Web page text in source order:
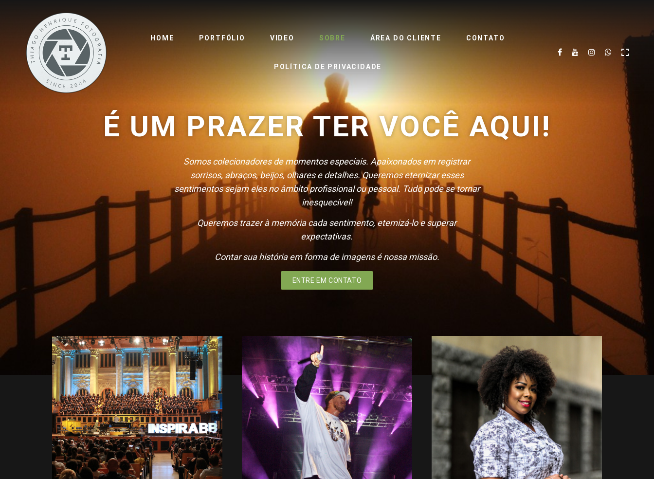
HOME PORTFÓLIO VIDEO SOBRE ÁREA DO CLIENTE CONTATO
POLÍTICA DE PRIVACIDADE
É UM PRAZER TER VOCÊ AQUI!
Somos colecionadores de momentos especiais. Apaixonados em registrar
sorrisos, abraços, beijos, olhares e detalhes. Queremos eternizar esses
sentimentos sejam eles no âmbito profissional ou pessoal. Tudo pode se tornar
inesquecível!
Queremos trazer à memória cada sentimento, eternizá-lo e superar
expectativas.
Contar sua história em forma de imagens é nossa missão.
ENTRE EM CONTATO